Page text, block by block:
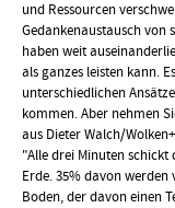
und Ressourcen
Gedankenaustausch von
haben weit
als ganzes leisten kann.
unterschiedlichen
kommen. Aber nehmen
aus Dieter Walch/
"Alle drei Minuten schickt
Erde. 35% davon
Boden, der davon einen